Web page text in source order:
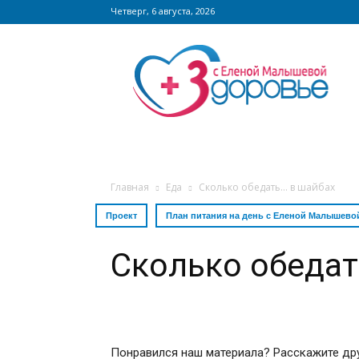
Четверг, 6 августа, 2026
Сайт
zdorovieinfo.ru
крупнейший
медицинский
Главная Еда Сколько обедать… в шайбах
Проект План питания на день с Еленой
Сколько
Понравился наш материала? Расскажите